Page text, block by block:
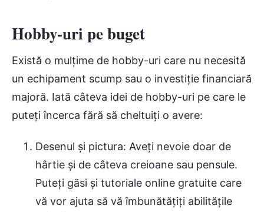
Hobby-uri pe buget
Există o mulțime de hobby-uri care nu necesită
un echipament scump sau o investiție financiară
majoră. Iată câteva idei de hobby-uri pe care le
puteți încerca fără să cheltuiți o avere:
Desenul și pictura: Aveți nevoie doar de
hârtie și de câteva creioane sau pensule.
Puteți găsi și tutoriale online gratuite care
vă vor ajuta să vă îmbunătățiți abilitățile